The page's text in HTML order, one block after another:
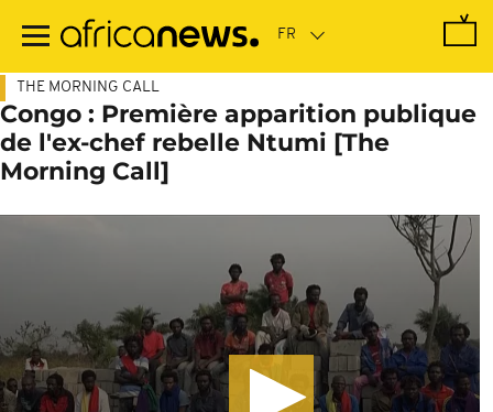
contenu
THE MORNING CALL
Congo : Première apparition publique
de l'ex-chef rebelle Ntumi [The
Morning Call]